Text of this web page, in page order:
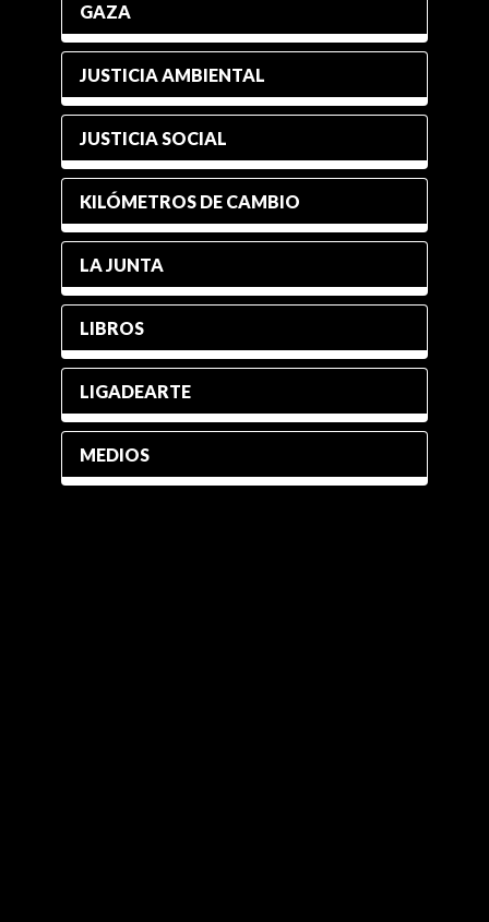
GAZA
JUSTICIA AMBIENTAL
JUSTICIA SOCIAL
KILÓMETROS DE CAMBIO
LA JUNTA
LIBROS
LIGADEARTE
MEDIOS